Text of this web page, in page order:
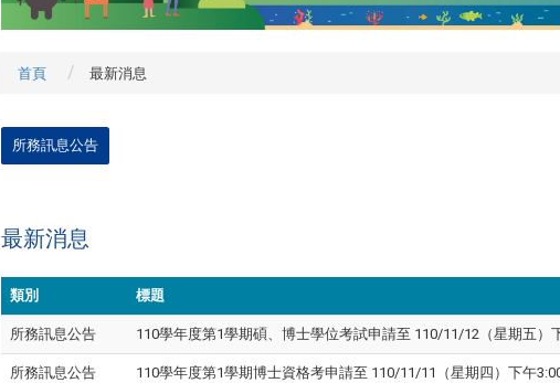
首頁 最新消息
所務訊息公告
最新消息
類別 標題
所務訊息公告 110學年度第1學期碩、博士學位考試申請至 110/11/12（星期五）
所務訊息公告 110學年度第1學期博士資格考申請至 110/11/11（星期四）下午